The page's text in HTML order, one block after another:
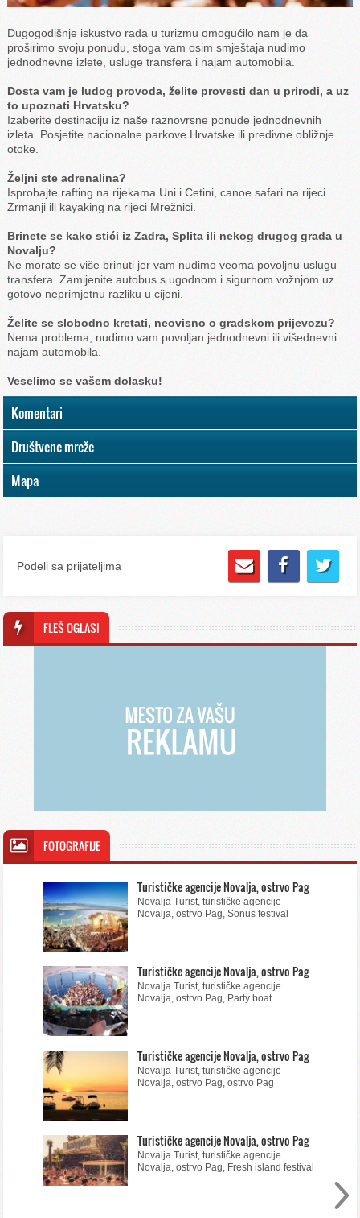
Dugogodišnje iskustvo rada u turizmu omogućilo nam je da
proširimo svoju ponudu, stoga vam osim smještaja nudimo
jednodnevne izlete, usluge transfera i najam automobila.
Dosta vam je ludog provoda, želite provesti dan u prirodi, a uz
to upoznati Hrvatsku?
Izaberite destinaciju iz naše raznovrsne ponude jednodnevnih
izleta. Posjetite nacionalne parkove Hrvatske ili predivne obližnje
otoke.
Željni ste adrenalina?
Isprobajte rafting na rijekama Uni i Cetini, canoe safari na rijeci
Zrmanji ili kayaking na rijeci Mrežnici.
Brinete se kako stići iz Zadra, Splita ili nekog drugog grada u
Novalju?
Ne morate se više brinuti jer vam nudimo veoma povoljnu uslugu
transfera. Zamijenite autobus s ugodnom i sigurnom vožnjom uz
gotovo neprimjetnu razliku u cijeni.
Želite se slobodno kretati, neovisno o gradskom prijevozu?
Nema problema, nudimo vam povoljan jednodnevni ili višednevni
najam automobila.
Veselimo se vašem dolasku!
Komentari
Društvene mreže
Mapa
Podeli sa prijateljima
FLEŠ OGLASI
FOTOGRAFIJE
Turističke agencije Novalja, ostrvo Pag
Novalja Turist, turističke agencije
Novalja, ostrvo Pag, Sonus festival
Turističke agencije Novalja, ostrvo Pag
Novalja Turist, turističke agencije
Novalja, ostrvo Pag, Party boat
Turističke agencije Novalja, ostrvo Pag
Novalja Turist, turističke agencije
Novalja, ostrvo Pag, ostrvo Pag
Turističke agencije Novalja, ostrvo Pag
Novalja Turist, turističke agencije
Novalja, ostrvo Pag, Fresh island festival